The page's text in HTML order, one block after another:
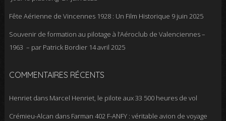
Fête Aérienne de Vincennes 1928 : Un Film Historique 9 juin 2025
Souvenir de formation au pilotage à l’Aéroclub de Valenciennes –
1963 – par Patrick Bordier 14 avril 2025
COMMENTAIRES RÉCENTS
Henrietdans Marcel Henriet, le pilote aux 33 500 heures de vol
Crémieu-Alcan dans Farman 402 F-ANFY : véritable avion de voyage